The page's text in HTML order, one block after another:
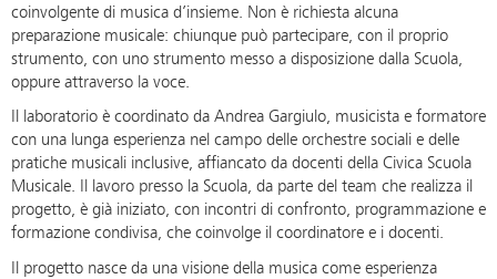
coinvolgente di musica d’insieme. Non è richiesta alcuna
preparazione musicale: chiunque può partecipare, con il proprio
strumento, con uno strumento messo a disposizione dalla Scuola,
oppure attraverso la voce.
Il laboratorio è coordinato da Andrea Gargiulo, musicista e formatore
con una lunga esperienza nel campo delle orchestre sociali e delle
pratiche musicali inclusive, affiancato da docenti della Civica Scuola
Musicale. Il lavoro presso la Scuola, da parte del team che realizza il
progetto, è già iniziato, con incontri di confronto, programmazione e
formazione condivisa, che coinvolge il coordinatore e i docenti.
Il progetto nasce da una visione della musica come esperienza